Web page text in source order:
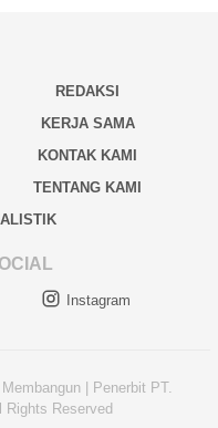
REDAKSI
KERJA SAMA
KONTAK KAMI
TENTANG KAMI
Instagram
| Penerbit PT.
Rights Reserved